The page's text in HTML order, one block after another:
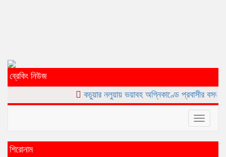
ব্রেকিং নিউজ
কচুয়ার নলুয়ায় ভয়াবহ অগ্নিকাণ্ডে প্রবাসীর বসত ঘর পুড়ে
Toggle
শিরোনাম